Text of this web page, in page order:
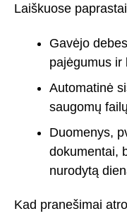
Laiškuose
Gavėjo
pajėgumus ir
Automatinė
saugomų
Duomenys,
dokumentai,
nurodytą
Kad pranešimai